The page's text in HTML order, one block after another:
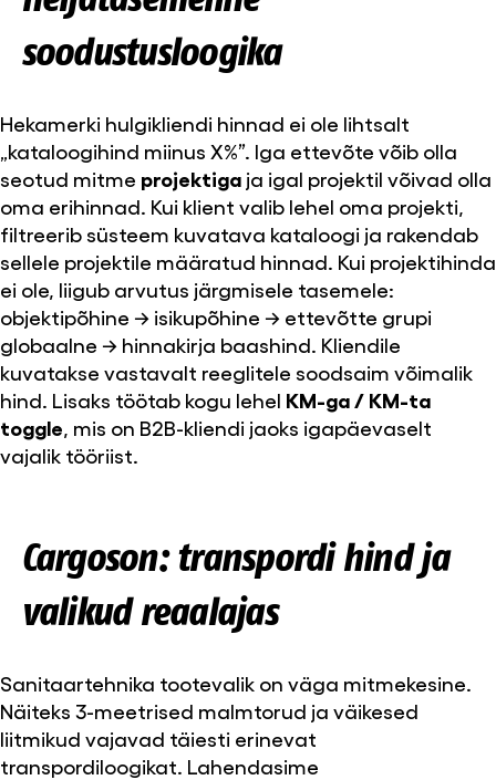
soodustusloogika
Hekamerki hulgikliendi hinnad ei ole lihtsalt
„kataloogihind miinus X%”. Iga ettevõte võib olla
seotud mitme projektiga ja igal projektil võivad olla
oma erihinnad. Kui klient valib lehel oma projekti,
filtreerib süsteem kuvatava kataloogi ja rakendab
sellele projektile määratud hinnad. Kui projektihinda
ei ole, liigub arvutus järgmisele tasemele:
objektipõhine → isikupõhine → ettevõtte grupi
globaalne → hinnakirja baashind. Kliendile
kuvatakse vastavalt reeglitele soodsaim võimalik
hind. Lisaks töötab kogu lehel KM-ga / KM-ta
toggle , mis on B2B-kliendi jaoks igapäevaselt
vajalik tööriist.
Cargoson: transpordi hind ja
valikud reaalajas
Sanitaartehnika tootevalik on väga mitmekesine.
Näiteks 3-meetrised malmtorud ja väikesed
liitmikud vajavad täiesti erinevat
transpordiloogikat. Lahendasime